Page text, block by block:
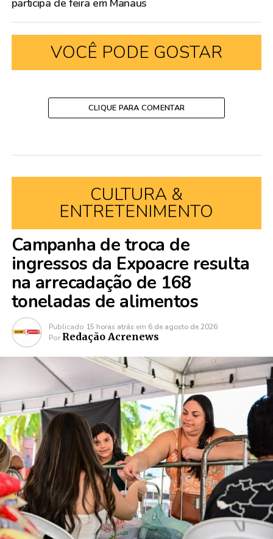
participa de feira em Manaus
VOCÊ PODE GOSTAR
CLIQUE PARA COMENTAR
CULTURA &
ENTRETENIMENTO
Campanha de troca de
ingressos da Expoacre resulta
na arrecadação de 168
toneladas de alimentos
Publicado 15 horas atrás em 6 de agosto de 2026
Por Redação Acrenews